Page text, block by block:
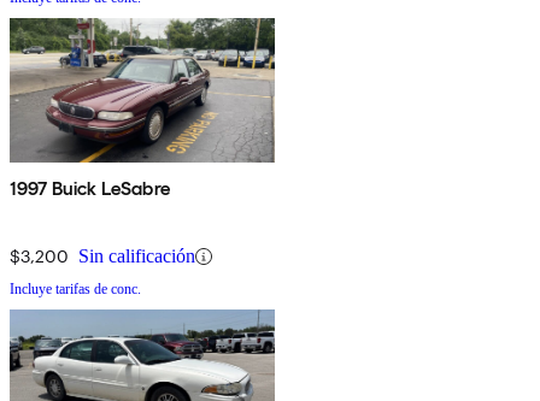
1997 Buick LeSabre
$3,200 Sin calificación
Incluye tarifas de conc.